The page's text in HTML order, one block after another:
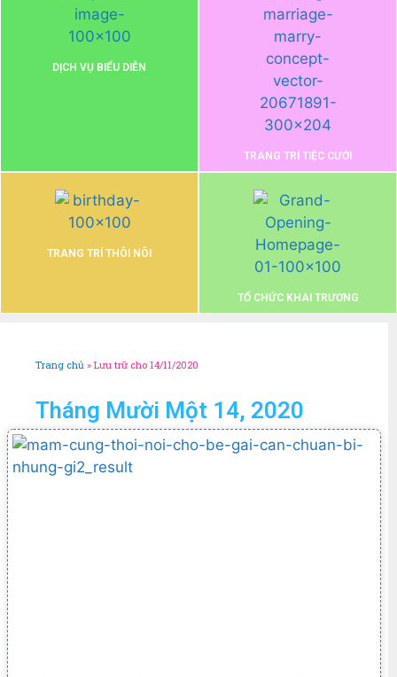
DỊCH VỤ BIỂU DIỄN
TRANG TRÍ TIỆC CƯỚI
TRANG TRÍ THÔI NÔI
TỔ CHỨC KHAI TRƯƠNG
Trang chủ » Lưu trữ cho 14/11/2020
Tháng Mười Một 14, 2020